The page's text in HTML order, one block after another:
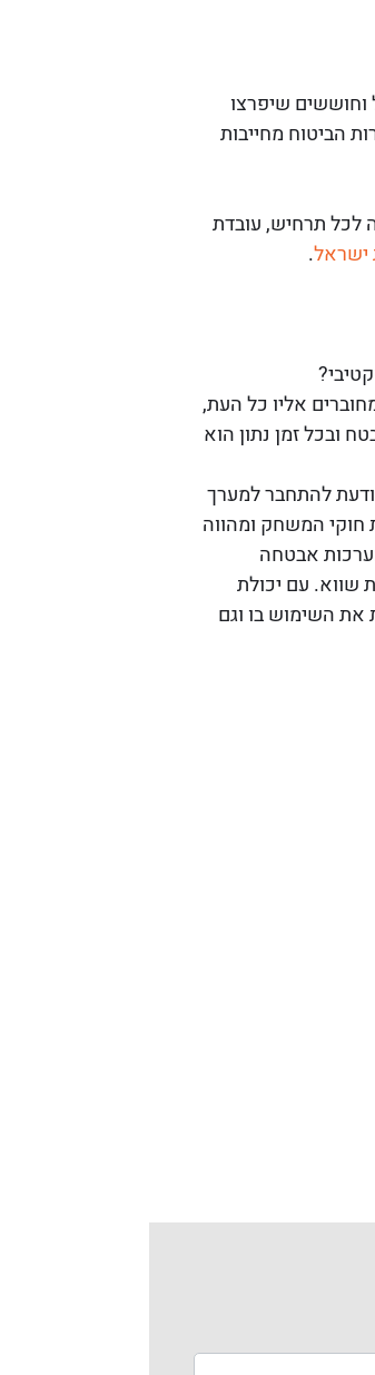
וחוששים שיפרצו
הביטוח מחייבות
לכל תרחיש, עובדת
.
תוכנה, שליטה ביטחון ובקרה. הוא מאויש 24/7 והלקוחות מחוברים אליו כל העת,
ובכל זמן נתון הוא
להתחבר למערך
חוקי המשחק ומהווה
אבטחה
שווא. עם יכולת
את השימוש בו וגם